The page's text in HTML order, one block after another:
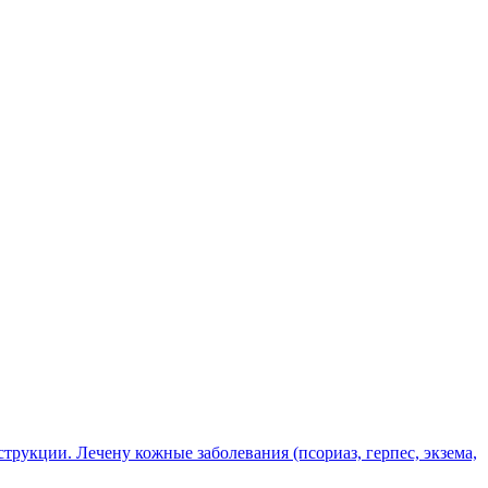
Лечену кожные заболевания (псориаз, герпес, экзема,